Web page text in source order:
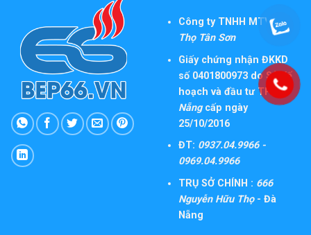
Công ty TNHH MTV TM
Thọ Tân Sơn
Giấy chứng nhận ĐKKD
số 0401800973 do Sở Kế
hoạch và đầu tư TP Đà
Nẵngcấp ngày
25/10/2016
ĐT: 0937.04.9966 -
0969.04.9966
TRỤ SỞ CHÍNH : 666
Nguyễn Hữu Thọ- Đà
Nẵng